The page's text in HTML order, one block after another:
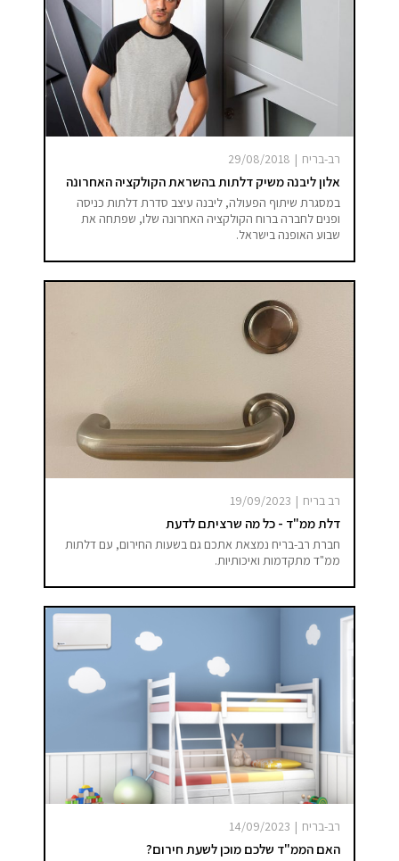
רב-בריח |
29/08/2018
אלון ליבנה משיק דלתות בהשראת הקולקציה האחרונה
במסגרת שיתוף הפעולה, ליבנה עיצב סדרת דלתות כניסה
ופנים לחברה ברוח הקולקציה האחרונה שלו, שפתחה את
שבוע האופנה בישראל.
רב בריח |
19/09/2023
דלת ממ"ד - כל מה שרציתם לדעת
חברת רב-בריח נמצאת אתכם גם בשעות החירום, עם דלתות
ממ"ד מתקדמות ואיכותיות.
רב-בריח |
14/09/2023
האם הממ"ד שלכם מוכן לשעת חירום?